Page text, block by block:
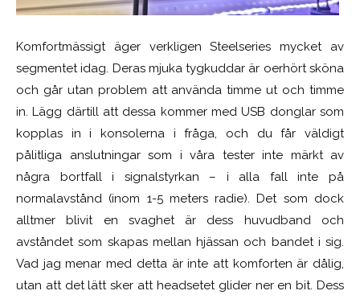
Komfortmässigt äger verkligen Steelseries mycket av
segmentet idag. Deras mjuka tygkuddar är oerhört sköna
och går utan problem att använda timme ut och timme
in. Lägg därtill att dessa kommer med USB donglar som
kopplas in i konsolerna i fråga, och du får väldigt
pålitliga anslutningar som i våra tester inte märkt av
några bortfall i signalstyrkan – i alla fall inte på
normalavstånd (inom 1-5 meters radie). Det som dock
alltmer blivit en svaghet är dess huvudband och
avståndet som skapas mellan hjässan och bandet i sig.
Vad jag menar med detta är inte att komforten är dålig,
utan att det lätt sker att headsetet glider ner en bit. Dess